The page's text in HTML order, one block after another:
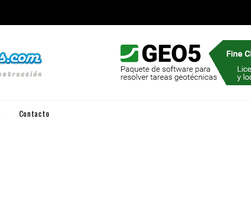
Contacto